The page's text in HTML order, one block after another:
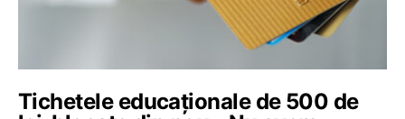
Tichetele educaționale de 500 de